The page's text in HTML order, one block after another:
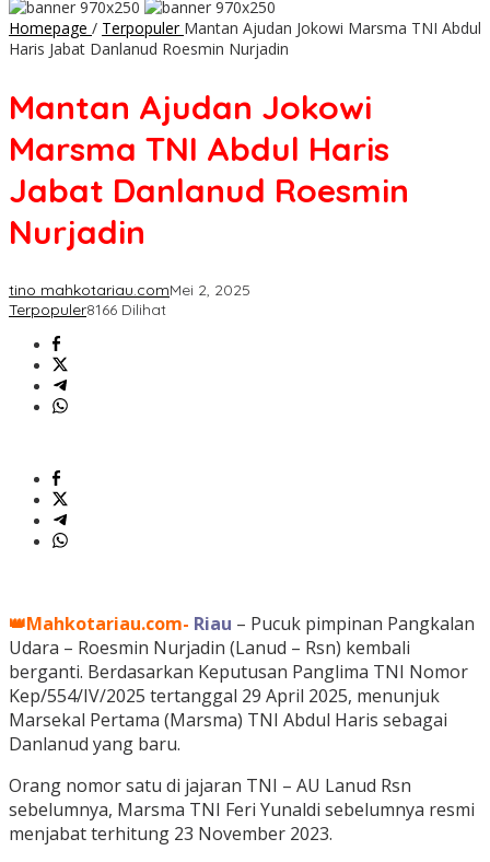
Homepage / Terpopuler Mantan Ajudan Jokowi Marsma TNI Abdul
Haris Jabat Danlanud Roesmin Nurjadin
Mantan Ajudan Jokowi
Marsma TNI Abdul Haris
Jabat Danlanud Roesmin
Nurjadin
tino mahkotariau.comMei 2, 2025
Terpopuler8166 Dilihat
👑Mahkotariau.com- Riau – Pucuk pimpinan Pangkalan
Udara – Roesmin Nurjadin (Lanud – Rsn) kembali
berganti. Berdasarkan Keputusan Panglima TNI Nomor
Kep/554/IV/2025 tertanggal 29 April 2025, menunjuk
Marsekal Pertama (Marsma) TNI Abdul Haris sebagai
Danlanud yang baru.
Orang nomor satu di jajaran TNI – AU Lanud Rsn
sebelumnya, Marsma TNI Feri Yunaldi sebelumnya resmi
menjabat terhitung 23 November 2023.